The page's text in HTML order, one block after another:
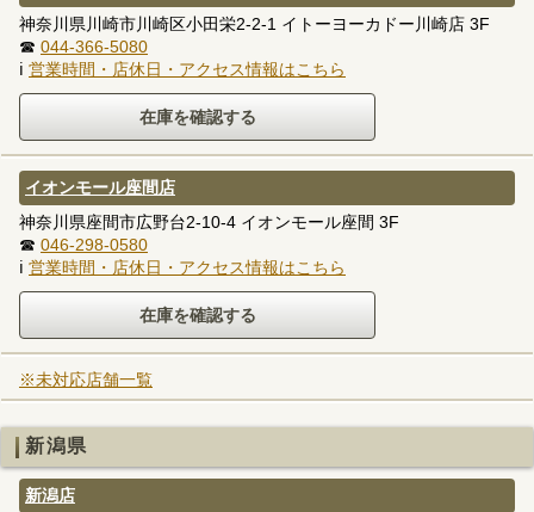
神奈川県川崎市川崎区小田栄2-2-1 イトーヨーカドー川崎店 3F
☎ 044-366-5080
ℹ 営業時間・店休日・アクセス情報はこちら
イオンモール座間店
神奈川県座間市広野台2-10-4 イオンモール座間 3F
☎ 046-298-0580
ℹ 営業時間・店休日・アクセス情報はこちら
※未対応店舗一覧
新潟県
新潟店